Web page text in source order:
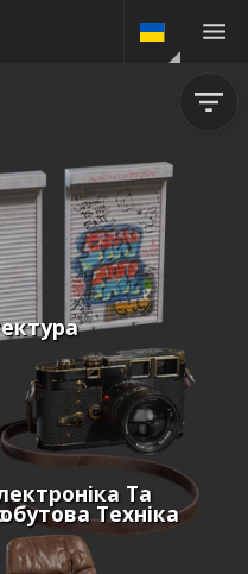
Та
Техніка